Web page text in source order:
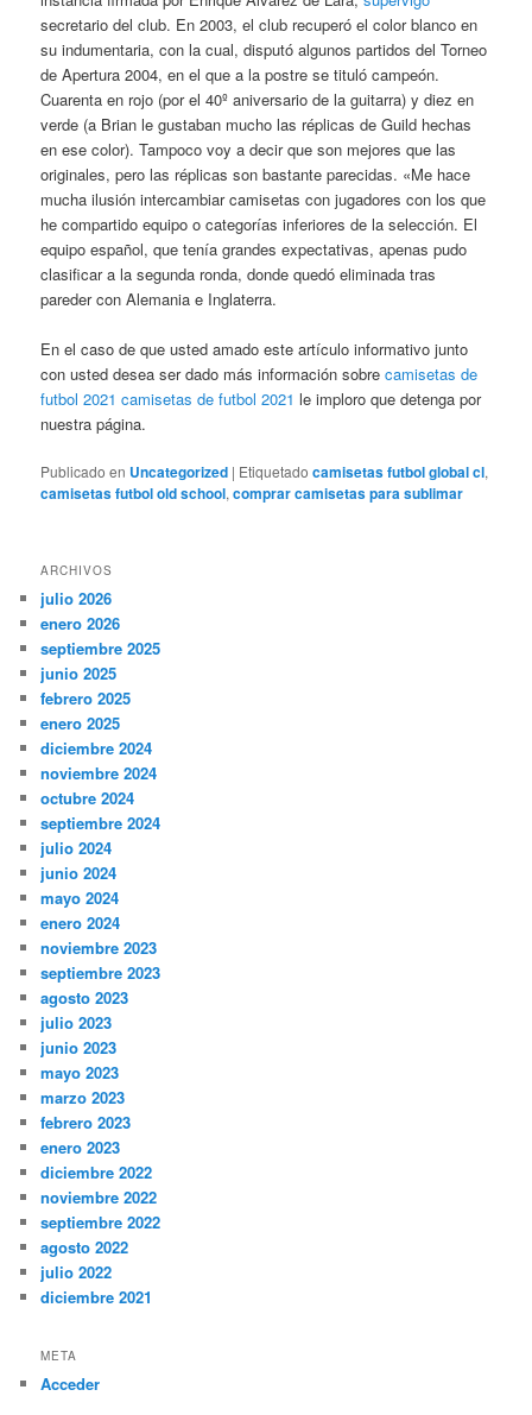
secretario del club. En 2003, el club recuperó el color blanco en
su indumentaria, con la cual, disputó algunos partidos del Torneo
de Apertura 2004, en el que a la postre se tituló campeón.
Cuarenta en rojo (por el 40º aniversario de la guitarra) y diez en
verde (a Brian le gustaban mucho las réplicas de Guild hechas
en ese color). Tampoco voy a decir que son mejores que las
originales, pero las réplicas son bastante parecidas. «Me hace
mucha ilusión intercambiar camisetas con jugadores con los que
he compartido equipo o categorías inferiores de la selección. El
equipo español, que tenía grandes expectativas, apenas pudo
clasificar a la segunda ronda, donde quedó eliminada tras
pareder con Alemania e Inglaterra.
En el caso de que usted amado este artículo informativo junto
con usted desea ser dado más información sobrecamisetas de
futbol 2021 camisetas de futbol 2021 le imploro que detenga por
nuestra página.
Publicado en Uncategorized | Etiquetado camisetas futbol global cl,
camisetas futbol old school,comprar camisetas para sublimar
ARCHIVOS
julio 2026
enero 2026
septiembre 2025
junio 2025
febrero 2025
enero 2025
diciembre 2024
noviembre 2024
octubre 2024
septiembre 2024
julio 2024
junio 2024
mayo 2024
enero 2024
noviembre 2023
septiembre 2023
agosto 2023
julio 2023
junio 2023
mayo 2023
marzo 2023
febrero 2023
enero 2023
diciembre 2022
noviembre 2022
septiembre 2022
agosto 2022
julio 2022
diciembre 2021
META
Acceder